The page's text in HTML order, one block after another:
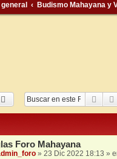
general Budismo Mahayana y
Foro Mahayana
» 23 Dic 2022 18:13 »